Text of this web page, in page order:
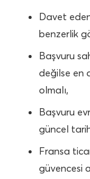
Davet
benzerlik
Başvuru
değilse en
olmalı,
Başvuru
güncel
Fransa
güvencesi